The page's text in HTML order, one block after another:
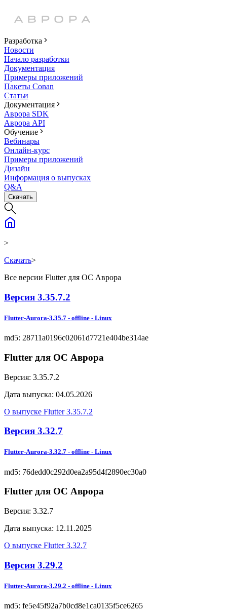
Разработка
Новости
Начало разработки
Документация
Примеры приложений
Пакеты Conan
Статьи
Документация
Аврора SDK
Аврора API
Обучение
Вебинары
Онлайн-курс
Примеры приложений
Дизайн
Информация о выпусках
Q&A
Скачать
>
Скачать>
Все версии Flutter для ОС Аврора
Версия 3.35.7.2
Flutter-Aurora-3.35.7 - offline - Linux
md5: 28711a0196c02061d7721e404be314ae
Flutter для ОС Аврора
Версия: 3.35.7.2
Дата выпуска: 04.05.2026
О выпуске Flutter 3.35.7.2
Версия 3.32.7
Flutter-Aurora-3.32.7 - offline - Linux
md5: 76dedd0c292d0ea2a95d4f2890ec30a0
Flutter для ОС Аврора
Версия: 3.32.7
Дата выпуска: 12.11.2025
О выпуске Flutter 3.32.7
Версия 3.29.2
Flutter-Aurora-3.29.2 - offline - Linux
md5: fe5e45f92a7b0cd8e1ca0135f5ce6265